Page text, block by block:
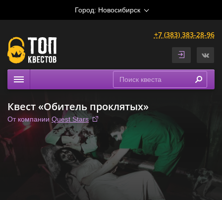
Город: Новосибирск
+7 (383) 383-28-96
Расписание
Рейтинги
Сертификаты
Квест «Обитель проклятых»
От компании Quest Stars